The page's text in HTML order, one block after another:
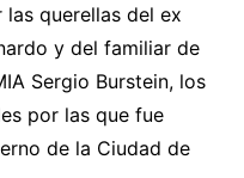
querellas del ex
y del familiar de
Sergio Burstein, los
por las que fue
de la Ciudad de